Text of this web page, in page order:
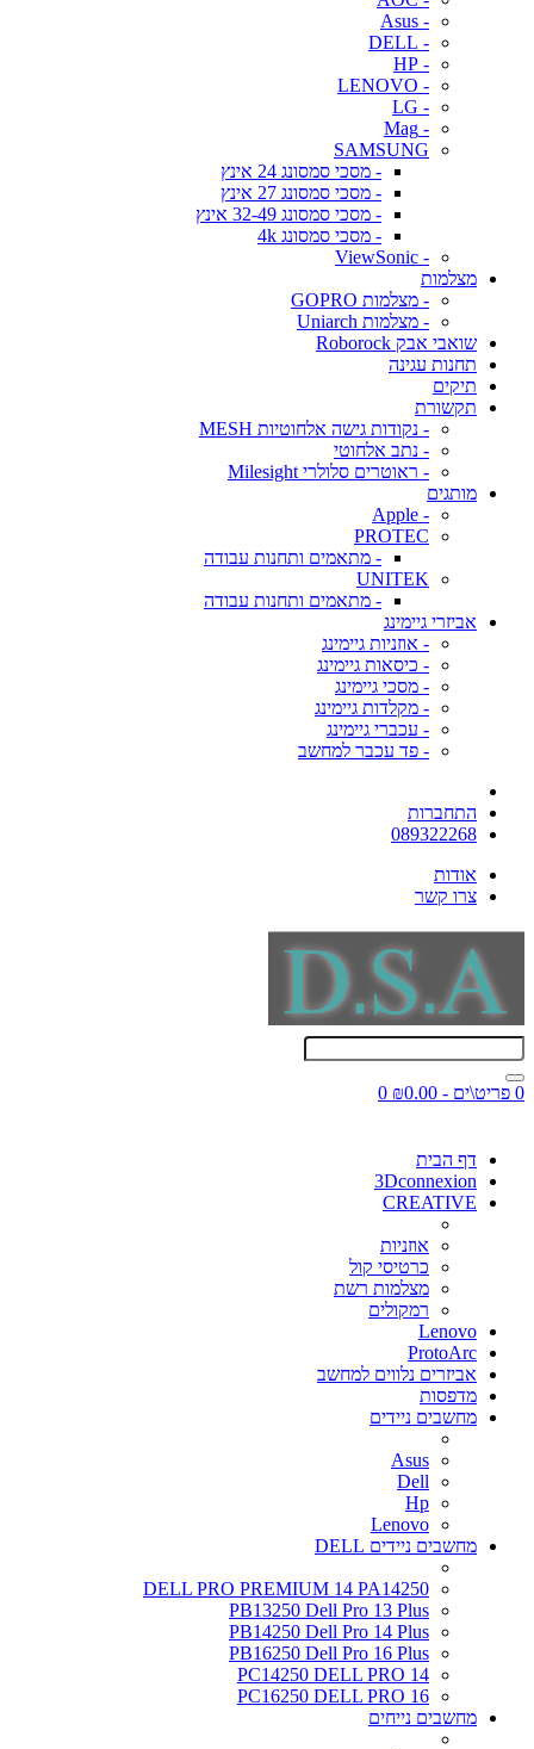
- Asus
- DELL
- HP
- LENOVO
- LG
- Mag
SAMSUNG
- מסכי סמסונג 24 אינץ
- מסכי סמסונג 27 אינץ
- מסכי סמסונג 32-49 אינץ
- מסכי סמסונג 4k
- ViewSonic
מצלמות
- מצלמות GOPRO
- מצלמות Uniarch
שואבי אבק Roborock
תחנות עגינה
תיקים
תקשורת
- נקודות גישה אלחוטיות MESH
- נתב אלחוטי
- ראוטרים סלולרי Milesight
מותגים
- Apple
PROTEC
- מתאמים ותחנות עבודה
UNITEK
- מתאמים ותחנות עבודה
אביזרי גיימינג
- אוזניות גיימינג
- כיסאות גיימינג
- מסכי גיימינג
- מקלדות גיימינג
- עכברי גיימינג
- פד עכבר למחשב
התחברות
089322268
אודות
צרו קשר
0 פריט\ים - ₪0.00 0
דף הבית
3Dconnexion
CREATIVE
אוזניות
כרטיסי קול
מצלמות רשת
רמקולים
Lenovo
ProtoArc
אביזרים נלווים למחשב
מדפסות
מחשבים ניידים
Asus
Dell
Hp
Lenovo
מחשבים ניידים DELL
DELL PRO PREMIUM 14 PA14250
PB13250 Dell Pro 13 Plus
PB14250 Dell Pro 14 Plus
PB16250 Dell Pro 16 Plus
PC14250 DELL PRO 14
PC16250 DELL PRO 16
מחשבים נייחים